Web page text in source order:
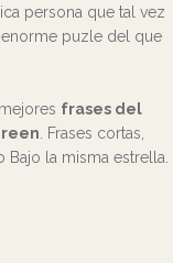
persona que tal vez
puzle del que
frases del
. Frases cortas,
la misma estrella.